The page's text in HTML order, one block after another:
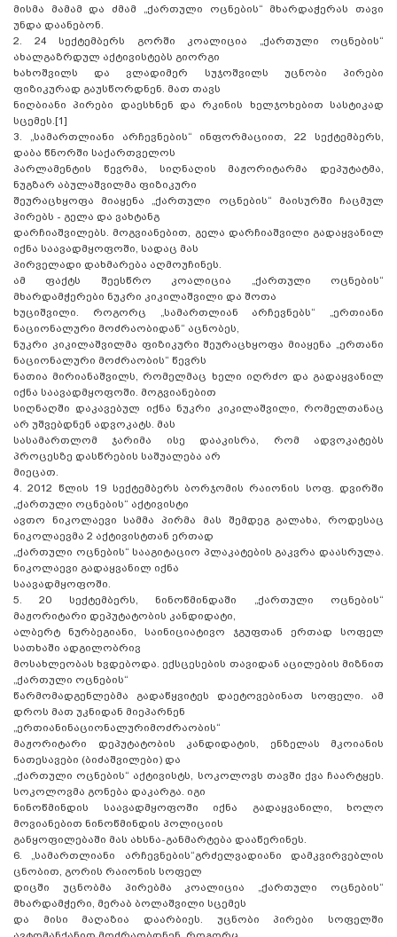
მისმა მამამ და ძმამ „ქართული ოცნების“ მხარდაჭერას თავი
უნდა დაანებონ.
2. 24 სექტემბერს გორში კოალიცია „ქართული ოცნების“
ახალგაზრდულ აქტივისტებს გიორგი
ხახოშვილს და ვლადიმერ სუჯოშვილს უცნობი პირები
ფიზიკურად გაუსწორდნენ. მათ თავს
ნიღბიანი პირები დაესხნენ და რკინის ხელჯოხებით სასტიკად
სცემეს.[1]
3. „სამართლიანი არჩევნების“ ინფორმაციით, 22 სექტემბერს,
დაბა წნორში საქართველოს
პარლამენტის წევრმა, სიღნაღის მაჟორიტარმა დეპუტატმა,
ნუგზარ აბულაშვილმა ფიზიკური
შეურაცხყოფა მიაყენა „ქართული ოცნების“ მაისურში ჩაცმულ
პირებს - გელა და ვახტანგ
დარჩიაშვილებს. მოგვიანებით, გელა დარჩიაშვილი გადაყვანილ
იქნა საავადმყოფოში, სადაც მას
პირველადი დახმარება აღმოუჩინეს.
ამ ფაქტს შეესწრო კოალიცია „ქართული ოცნების“
მხარდამჭერები ნუკრი კიკილაშვილი და შოთა
ხუციშვილი. როგორც „სამართლიან არჩევნებს“ „ერთიანი
ნაციონალური მოძრაობიდან“ აცნობეს,
ნუკრი კიკილაშვილმა ფიზიკური შეურაცხყოფა მიაყენა „ერთანი
ნაციონალური მოძრაობის“ წევრს
ნათია მირიანაშვილს, რომელმაც ხელი იღრძო და გადაყვანილ
იქნა საავადმყოფოში. მოგვიანებით
სიღნაღში დაკავებულ იქნა ნუკრი კიკილაშვილი, რომელთანაც
არ უშვებდნენ ადვოკატს. მას
სასამართლომ ჯარიმა ისე დააკისრა, რომ ადვოკატებს
პროცესზე დასწრების საშუალება არ
მიეცათ.
4. 2012 წლის 19 სექტემბერს ბორჯომის რაიონის სოფ. დვირში
„ქართული ოცნების“ აქტივისტი
ავთო ნიკოლაევი სამმა პირმა მას შემდეგ გალახა, როდესაც
ნიკოლაევმა 2 აქტივისტთან ერთად
„ქართული ოცნების“ სააგიტაციო პლაკატების გაკვრა დაასრულა.
ნიკოლაევი გადაყვანილ იქნა
საავადმყოფოში.
5. 20 სექტემბერს, ნინოწმინდაში „ქართული ოცნების“
მაჟორიტარი დეპუტატობის კანდიდატი,
ალბერტ ნურბეგიანი, საინიციატივო ჯგუფთან ერთად სოფელ
სათხაში ადგილობრივ
მოსახლეობას ხვდებოდა. ექსცესების თავიდან აცილების მიზნით
„ქართული ოცნების“
წარმომადგენლებმა გადაწყვიტეს დაეტოვებინათ სოფელი. ამ
დროს მათ უკნიდან მიეპარნენ
„ერთიანინაციონალურიმოძრაობის“
მაჟორიტარი დეპუტატობის კანდიდატის, ენზელას მკოიანის
ნათესავები (ბიძაშვილები) და
„ქართული ოცნების“ აქტივისტს, სოკოლოვს თავში ქვა ჩაარტყეს.
სოკოლოვმა გონება დაკარგა. იგი
ნინოწმინდის საავადმყოფოში იქნა გადაყვანილი, ხოლო
მოვიანებით ნინოწმინდის პოლიციის
განყოფილებაში მას ახსნა-განმარტება დააწერინეს.
6. „სამართლიანი არჩევნების“გრძელვადიანი დამკვირვებლის
ცნობით, გორის რაიონის სოფელ
დიცში უცნობმა პირებმა კოალიცია „ქართული ოცნების“
მხარდამჭერი, მერაბ ბოლაშვილი სცემეს
და მისი მაღაზია დაარბიეს. უცნობი პირები სოფელში